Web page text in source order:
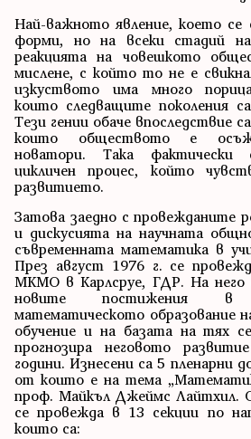
Най-важното явление, което се
форми, но на всеки стадий
реакцията на човешкото
мислене, с който то не е
изкуството има много
които следващите поколения
Тези гении обаче впоследствие
които обществото е
новатори. Така фактически
цикличен процес, който
развитието.
Затова заедно с провежданите
и дискусията на научната
съвременната математика в
През август 1976 г. се
МКМО в Карлсруе, ГДР. На него
новите постижения
математическото образование
обучение и на базата на тях
прогнозира неговото
години. Изнесени са 5 пленарни
от които е на тема
проф. Майкъл Джеймс Лайтхил.
се провежда в 13 секции по
които са: